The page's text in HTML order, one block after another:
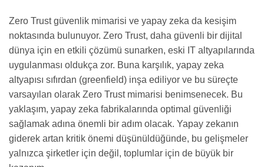
Zero Trust güvenlik mimarisi ve yapay zeka da kesişim
noktasında bulunuyor. Zero Trust, daha güvenli bir dijital
dünya için en etkili çözümü sunarken, eski IT altyapılarında
uygulanması oldukça zor. Buna karşılık, yapay zeka
altyapısı sıfırdan (greenfield) inşa ediliyor ve bu süreçte
varsayılan olarak Zero Trust mimarisi benimsenecek. Bu
yaklaşım, yapay zeka fabrikalarında optimal güvenliği
sağlamak adına önemli bir adım olacak. Yapay zekanın
giderek artan kritik önemi düşünüldüğünde, bu gelişmeler
yalnızca şirketler için değil, toplumlar için de büyük bir